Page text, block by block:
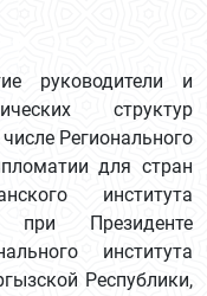
руководители и
структур
Регионального
для стран
института
при Президенте
института
Республики,